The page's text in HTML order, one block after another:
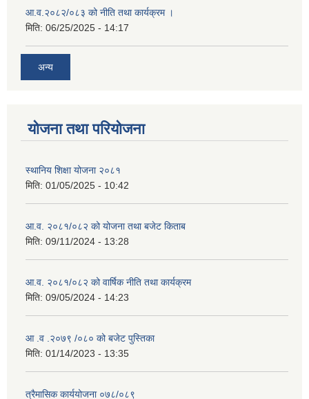
आ.व.२०८२/०८३ को नीति तथा कार्यक्रम ।
मिति: 06/25/2025 - 14:17
अन्य
योजना तथा परियोजना
स्थानिय शिक्षा योजना २०८१
मिति: 01/05/2025 - 10:42
आ.व. २०८१/०८२ को योजना तथा बजेट किताब
मिति: 09/11/2024 - 13:28
आ.व. २०८१/०८२ को वार्षिक नीति तथा कार्यक्रम
मिति: 09/05/2024 - 14:23
आ .व .२०७९ /०८० को बजेट पुस्तिका
मिति: 01/14/2023 - 13:35
त्रैमासिक कार्ययोजना ०७८/०८९